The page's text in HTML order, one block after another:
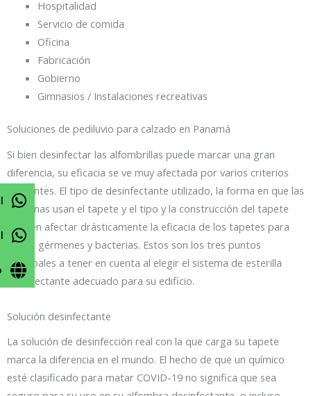
Hospitalidad
Servicio de comida
Oficina
Fabricación
Gobierno
Gimnasios / Instalaciones recreativas
Soluciones de pediluvio para calzado en Panamá
Si bien desinfectar las alfombrillas puede marcar una gran
diferencia, su eficacia se ve muy afectada por varios criterios
diferentes. El tipo de desinfectante utilizado, la forma en que las
personas usan el tapete y el tipo y la construcción del tapete
pueden afectar drásticamente la eficacia de los tapetes para
matar gérmenes y bacterias. Estos son los tres puntos
principales a tener en cuenta al elegir el sistema de esterilla
desinfectante adecuado para su edificio.
Solución desinfectante
La solución de desinfección real con la que carga su tapete
marca la diferencia en el mundo. El hecho de que un químico
esté clasificado para matar COVID-19 no significa que sea